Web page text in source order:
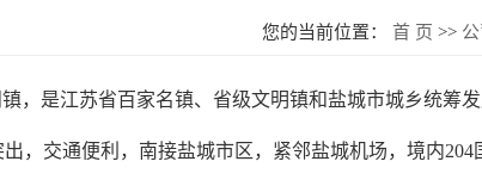
您的当前位置： 首 页 >>
，是江苏省百家名镇、省级文明镇和盐城市城乡统筹
，交通便利，南接盐城市区，紧邻盐城机场，境内204